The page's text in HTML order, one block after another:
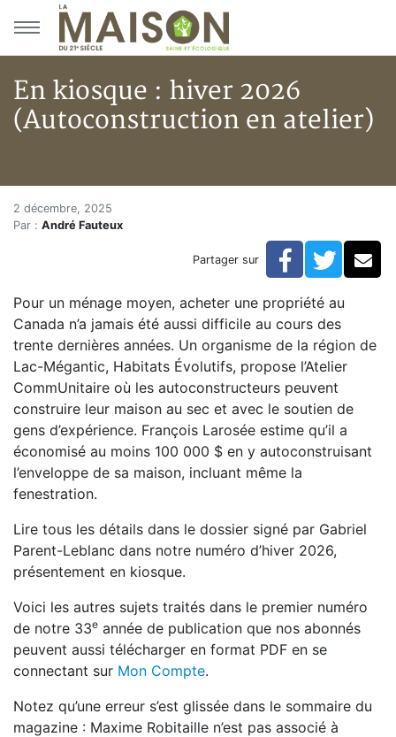
Aller au menu principal
Aller au contenu principal
En kiosque : hiver 2026
(Autoconstruction en atelier)
Accueil
Articles
En kiosque : hiver 2026 (Autoconstruction en
En kiosque : hiver 2026
2 décembre, 2025
Par : André Fauteux
Partager sur Facebook
Pour un ménage moyen, acheter une propriété au
Canada n’a jamais été aussi difficile au cours des
trente dernières années. Un organisme de la région de
Lac-Mégantic, Habitats Évolutifs, propose l’Atelier
CommUnitaire où les autoconstructeurs peuvent
construire leur maison au sec et avec le soutien de
gens d’expérience. François Larosée estime qu’il a
économisé au moins 100 000 $ en y autoconstruisant
l’enveloppe de sa maison, incluant même la
fenestration.
Lire tous les détails dans le dossier signé par Gabriel
Parent-Leblanc dans notre numéro d’hiver 2026,
présentement en kiosque.
Voici les autres sujets traités dans le premier numéro
de notre 33e année de publication que nos abonnés
peuvent aussi télécharger en format PDF en se
connectant sur Mon Compte.
Notez qu’une erreur s’est glissée dans le sommaire du
magazine : Maxime Robitaille n’est pas associé à